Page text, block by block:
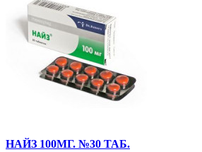
НАЙЗ 100МГ. №30 ТАБ.